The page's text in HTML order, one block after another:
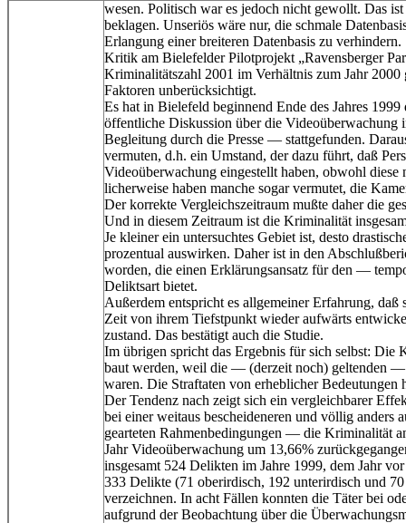
wesen. Politisch war es jedoch nicht gewollt. Das
beklagen. Unseriös wäre nur, die schmale
Erlangung einer breiteren Datenbasis zu verhindern.
Kritik am Bielefelder Pilotprojekt „Ravensberger
Kriminalitätszahl 2001 im Verhältnis zum Jahr 2000
Faktoren unberücksichtigt.
Es hat in Bielefeld beginnend Ende des Jahres
öffentliche Diskussion über die
Begleitung durch die Presse — stattgefunden.
vermuten, d.h. ein Umstand, der dazu führt, daß
Videoüberwachung eingestellt haben, obwohl
licherweise haben manche sogar vermutet, die
Der korrekte Vergleichszeitraum mußte daher die
Und in diesem Zeitraum ist die Kriminalität
Je kleiner ein untersuchtes Gebiet ist, desto
prozentual auswirken. Daher ist in den
worden, die einen Erklärungsansatz für den —
Deliktsart bietet.
Außerdem entspricht es allgemeiner Erfahrung,
Zeit von ihrem Tiefstpunkt wieder aufwärts
zustand. Das bestätigt auch die Studie.
Im übrigen spricht das Ergebnis für sich selbst: Die
baut werden, weil die — (derzeit noch) geltenden —
waren. Die Straftaten von erheblicher Bedeutungen
Der Tendenz nach zeigt sich ein vergleichbarer
bei einer weitaus bescheideneren und völlig anders
gearteten Rahmenbedingungen — die Kriminalität
Jahr Videoüberwachung um 13,66%
insgesamt 524 Delikten im Jahre 1999, dem Jahr
333 Delikte (71 oberirdisch, 192 unterirdisch und
verzeichnen. In acht Fällen konnten die Täter bei
aufgrund der Beobachtung über die